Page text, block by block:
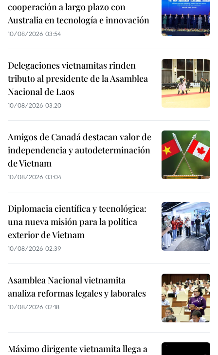
cooperación a largo plazo con
Australia en tecnología e innovación
10/08/2026 03:54
Delegaciones vietnamitas rinden
tributo al presidente de la Asamblea
Nacional de Laos
10/08/2026 03:20
Amigos de Canadá destacan valor de
independencia y autodeterminación
de Vietnam
10/08/2026 03:04
Diplomacia científica y tecnológica:
una nueva misión para la política
exterior de Vietnam
10/08/2026 02:39
Asamblea Nacional vietnamita
analiza reformas legales y laborales
10/08/2026 02:18
Máximo dirigente vietnamita llega a